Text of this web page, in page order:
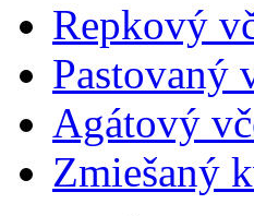
Repkový
Pastovaný
Agátový
Zmiešaný